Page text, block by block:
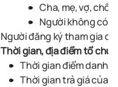
Cha, mẹ, vợ,
Người không có
Người đăng ký tham gia
Thời gian, địa điểm tổ
Thời gianđiểm danh:
Thời giantrả giá của